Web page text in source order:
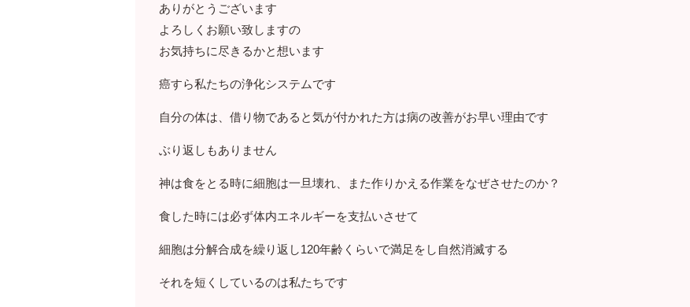
ありがとうございます
よろしくお願い致しますの
お気持ちに尽きるかと想います
癌すら私たちの浄化システムです
自分の体は、借り物であると気が付かれた方は病の改善がお早い理由です
ぶり返しもありません
神は食をとる時に細胞は一旦壊れ、また作りかえる作業をなぜさせたのか？
食した時には必ず体内エネルギーを支払いさせて
細胞は分解合成を繰り返し120年齢くらいで満足をし自然消滅する
それを短くしているのは私たちです